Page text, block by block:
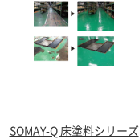
SOMAY-Q 床塗料シリーズ